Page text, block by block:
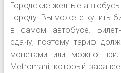
Городские желтые
городу. Вы можете купить
в самом автобусе.
сдачу, поэтому тариф
монетами или можно
Metromani, который